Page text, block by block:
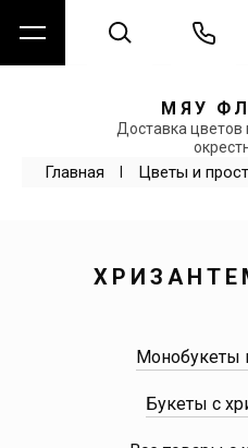
МЯУ
Доставка цветов
Главная | Цветы и
Монобукеты
Букеты с